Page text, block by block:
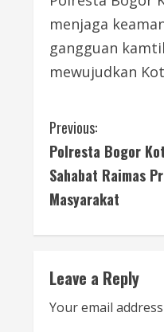
menjaga
gangguan
mewujudkan
C
o
n
t
i
n
Previous:
Polresta Bogor
Sahabat Raimas
Masyarakat
Leave a Reply
Your email